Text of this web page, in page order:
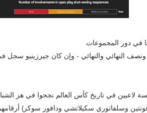
في دور المجموعات
لاعبين في تاريخ كأس العالم نجحوا في هز
وسلفاتوري سكيلاتشي ودافور سوكر)